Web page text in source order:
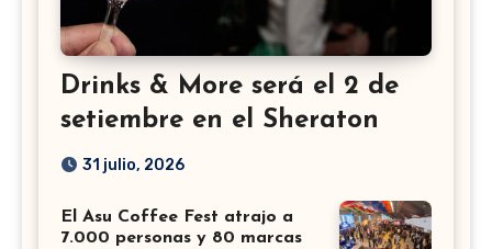
Drinks & More será el 2 de
setiembre en el Sheraton
31 julio, 2026
El Asu Coffee Fest atrajo a
7.000 personas y 80 marcas